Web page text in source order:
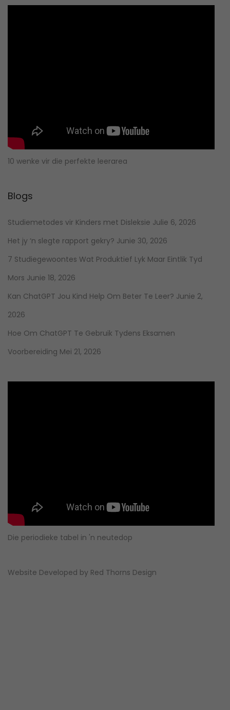
10 wenke vir die perfekte leerarea
Blogs
Studiemetodes vir Kinders met Disleksie Julie 6, 2026
Het jy ‘n slegte rapport gekry? Junie 30, 2026
7 Studiegewoontes Wat Produktief Lyk Maar Eintlik Tyd
Mors Junie 18, 2026
Kan ChatGPT Jou Kind Help Om Beter Te Leer? Junie 2,
2026
Hoe Om ChatGPT Te Gebruik Tydens Eksamen
Voorbereiding Mei 21, 2026
Die periodieke tabel in 'n neutedop
Website Developed by Red Thorns Design